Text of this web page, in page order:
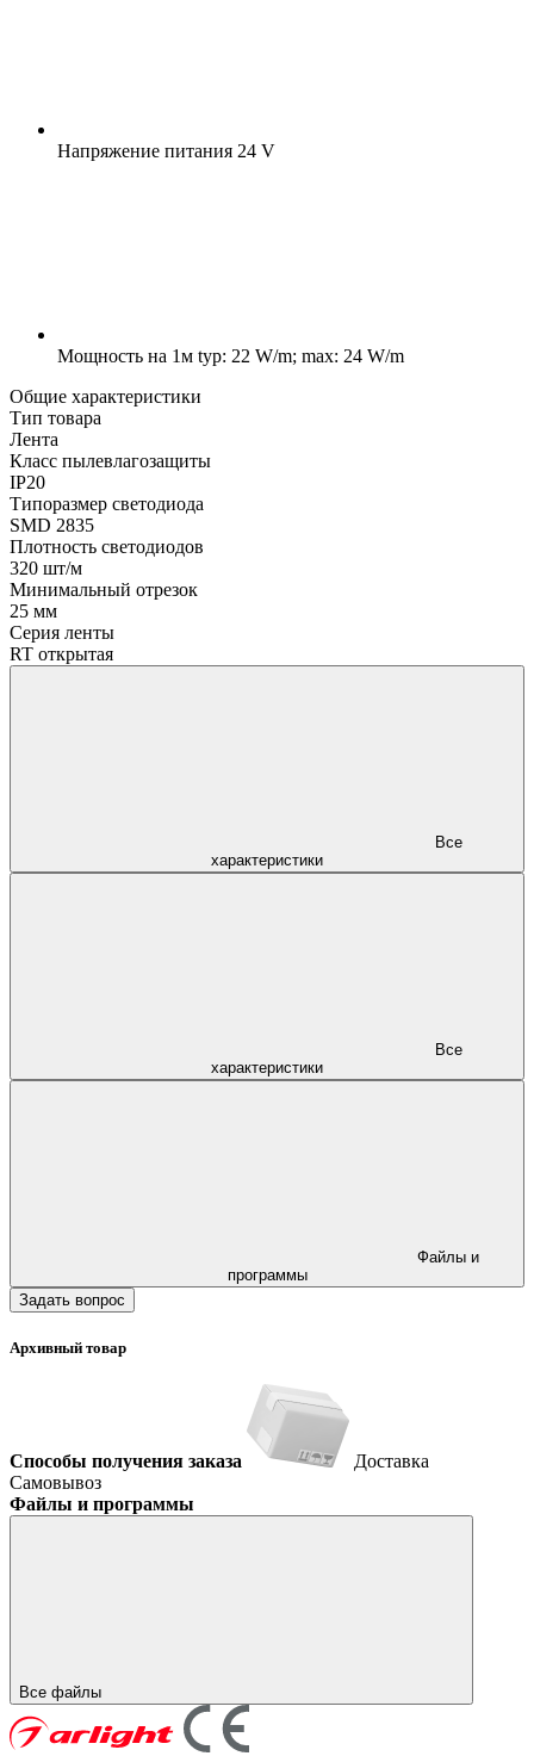
Напряжение питания 24 V
Мощность на 1м typ: 22 W/m; max: 24 W/m
Общие характеристики
Тип товара
Лента
Класс пылевлагозащиты
IP20
Типоразмер светодиода
SMD 2835
Плотность светодиодов
320 шт/м
Минимальный отрезок
25 мм
Серия ленты
RT открытая
характеристики
характеристики
программы
Задать вопрос
Архивный товар
Способы получения заказа
Доставка
Самовывоз
Файлы и программы
Все файлы